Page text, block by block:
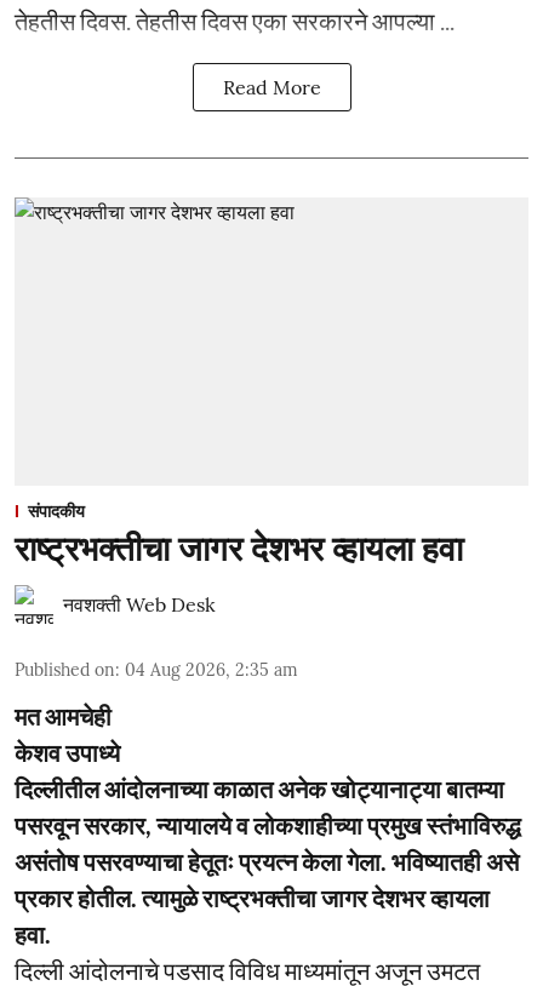
­­तेहतीस दिवस. तेहतीस दिवस एका सरकारने आपल्या ...
Read More
संपादकीय
राष्ट्रभक्तीचा जागर देशभर व्हायला हवा
नवशक्ती Web Desk
Published on: 04 Aug 2026, 2:35 am
मत आमचेही
केशव उपाध्ये
दिल्लीतील आंदोलनाच्या काळात अनेक खोट्यानाट्या बातम्या
पसरवून सरकार, न्यायालये व लोकशाहीच्या प्रमुख स्तंभाविरुद्ध
असंतोष पसरवण्याचा हेतूतः प्रयत्न केला गेला. भविष्यातही असे
प्रकार होतील. त्यामुळे राष्ट्रभक्तीचा जागर देशभर व्हायला
हवा.
दिल्ली आंदोलनाचे पडसाद विविध माध्यमांतून अजून उमटत